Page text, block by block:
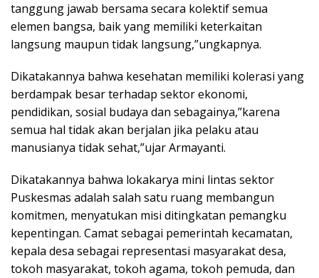
tanggung jawab bersama secara kolektif semua
elemen bangsa, baik yang memiliki keterkaitan
langsung maupun tidak langsung,”ungkapnya.
Dikatakannya bahwa kesehatan memiliki kolerasi yang
berdampak besar terhadap sektor ekonomi,
pendidikan, sosial budaya dan sebagainya,”karena
semua hal tidak akan berjalan jika pelaku atau
manusianya tidak sehat,”ujar Armayanti.
Dikatakannya bahwa lokakarya mini lintas sektor
Puskesmas adalah salah satu ruang membangun
komitmen, menyatukan misi ditingkatan pemangku
kepentingan. Camat sebagai pemerintah kecamatan,
kepala desa sebagai representasi masyarakat desa,
tokoh masyarakat, tokoh agama, tokoh pemuda, dan